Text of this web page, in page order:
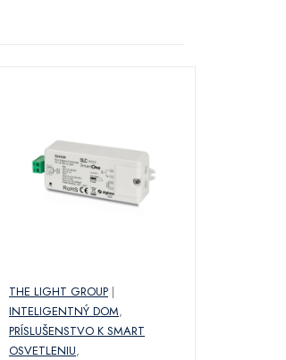
THE LIGHT GROUP |
INTELIGENTNÝ DOM,
PRÍSLUŠENSTVO K SMART
OSVETLENIU,